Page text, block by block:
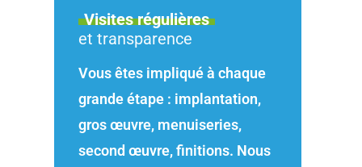
Visites régulières
et transparence
Vous êtes impliqué à chaque
grande étape : implantation,
gros œuvre, menuiseries,
second œuvre, finitions. Nous